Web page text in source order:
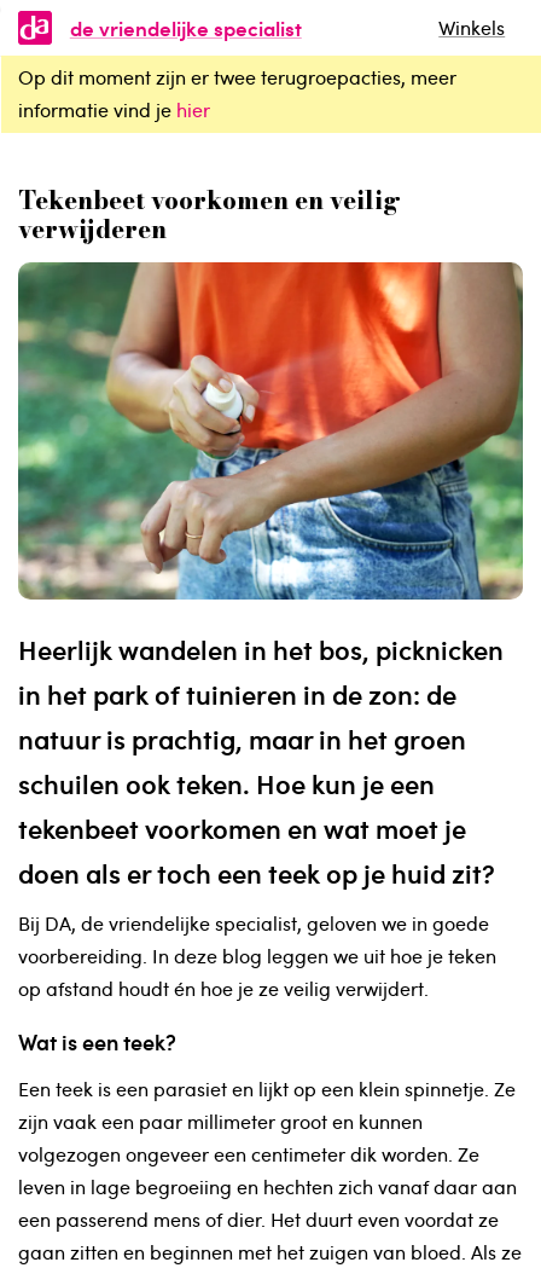
de vriendelijke specialist
Winkels
Op dit moment zijn er twee terugroepacties, meer
informatie vind je hier
Tekenbeet voorkomen en veilig verwijderen
Tekenbeet voorkomen en veilig
verwijderen
Heerlijk wandelen in het bos, picknicken
in het park of tuinieren in de zon: de
natuur is prachtig, maar in het groen
schuilen ook teken. Hoe kun je een
tekenbeet voorkomen en wat moet je
doen als er toch een teek op je huid zit?
⁠Bij DA, de vriendelijke specialist, geloven we in goede
voorbereiding. In deze blog leggen we uit hoe je teken
op afstand houdt én hoe je ze veilig verwijdert.
Wat is een teek?
⁠Een teek is een parasiet en lijkt op een klein spinnetje. Ze
zijn vaak een paar millimeter groot en kunnen
volgezogen ongeveer een centimeter dik worden. Ze
leven in lage begroeiing en hechten zich vanaf daar aan
een passerend mens of dier. Het duurt even voordat ze
gaan zitten en beginnen met het zuigen van bloed. Als ze